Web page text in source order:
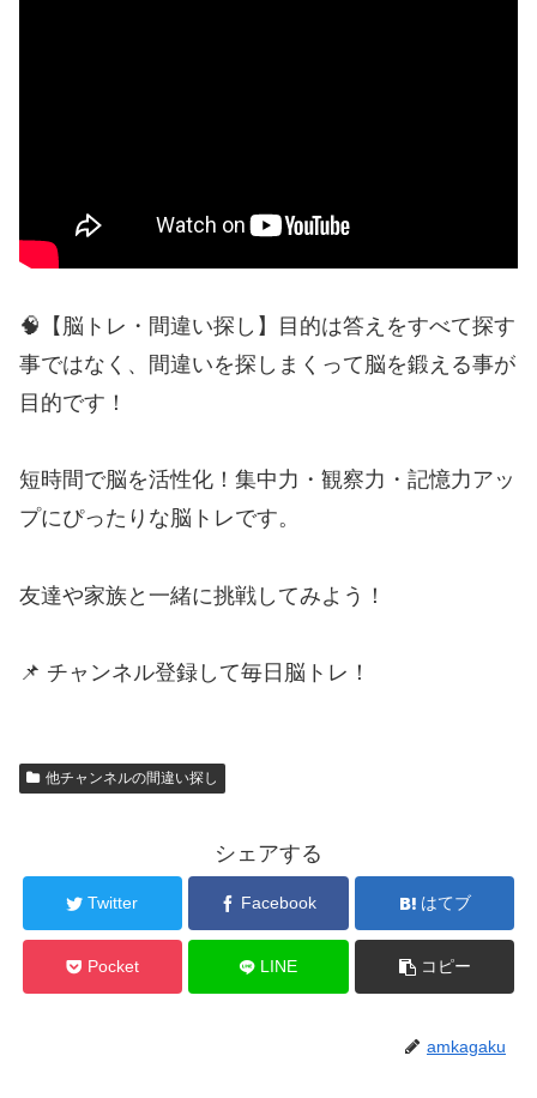
🧠【脳トレ・間違い探し】目的は答えをすべて探す
事ではなく、間違いを探しまくって脳を鍛える事が
目的です！
短時間で脳を活性化！集中力・観察力・記憶力アッ
プにぴったりな脳トレです。
友達や家族と一緒に挑戦してみよう！
📌 チャンネル登録して毎日脳トレ！
他チャンネルの間違い探し
シェアする
Twitter Facebook はてブ
Pocket LINE コピー
amkagaku